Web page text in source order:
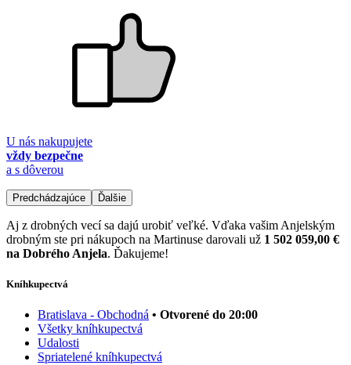
U nás nakupujete
vždy bezpečne
a s dôverou
Predchádzajúce Ďalšie
Aj z drobných vecí sa dajú urobiť veľké. Vďaka vašim Anjelským
drobným ste pri nákupoch na Martinuse darovali už 1 502 059,00 €
na Dobrého Anjela. Ďakujeme!
Kníhkupectvá
Bratislava - Obchodná • Otvorené do 20:00
Všetky kníhkupectvá
Udalosti
Spriatelené kníhkupectvá